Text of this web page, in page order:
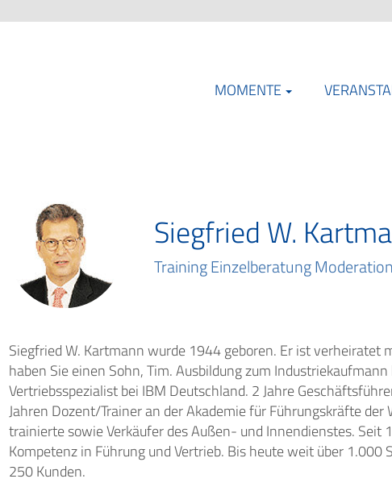
MOMENTE
Siegfried W.
Training Einzelberatung Moderation
Siegfried W. Kartmann wurde 1944 geboren. Er ist verheiratet
haben Sie einen Sohn, Tim. Ausbildung zum
Vertriebsspezialist bei IBM Deutschland. 2 Jahre
Jahren Dozent/Trainer an der Akademie für Führungskräfte
trainierte sowie Verkäufer des Außen- und Innendienstes. Seit
Kompetenz in Führung und Vertrieb. Bis heute weit über
250 Kunden.